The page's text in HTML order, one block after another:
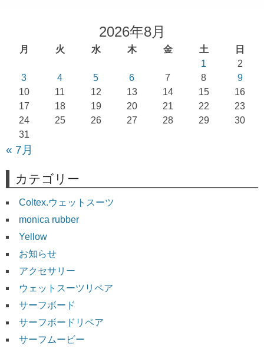
2026年8月
月 火 水 木 金 土
日
1
2
3
4 5 6 7 8
9
10
11 12 13 14 15
16
17
18 19 20 21 22
23
24
25 26 27 28 29
30
31
« 7月
カテゴリー
Coltex.ウェットスーツ
monica rubber
Yellow
お知らせ
アクセサリー
ウェットスーツリペア
サーフボード
サーフボードリペア
サーフムービー